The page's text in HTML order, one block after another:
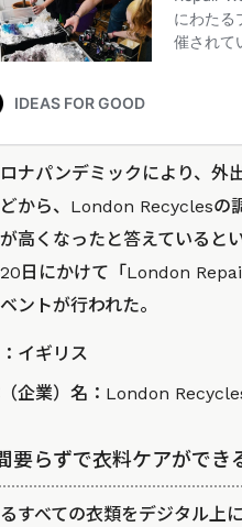
ナパンデミックにより、外
から、London Recyclesの
高くなったと答えていると
日にかけて「London
ントが行われた。
イギリス
企業）名： London
要らずで衣料ケアができ
すべての衣類をデジタル上